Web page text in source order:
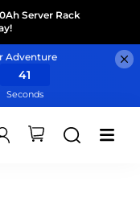
Server Rack
Adventure
41
Seconds